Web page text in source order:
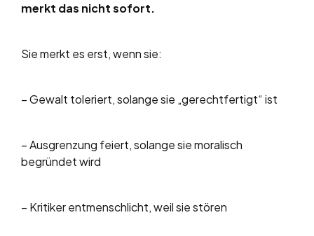
merkt das nicht sofort.
Sie merkt es erst, wenn sie:
– Gewalt toleriert, solange sie „gerechtfertigt“ ist
– Ausgrenzung feiert, solange sie moralisch
begründet wird
– Kritiker entmenschlicht, weil sie stören